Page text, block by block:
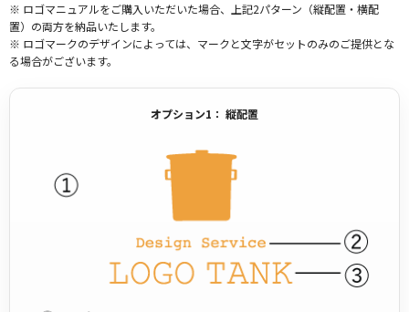
※ ロゴマニュアルをご購入いただいた場合、上記2パターン（縦配置・横配
置）の両方を納品いたします。
※ ロゴマークのデザインによっては、マークと文字がセットのみのご提供とな
る場合がございます。
オプション1： 縦配置